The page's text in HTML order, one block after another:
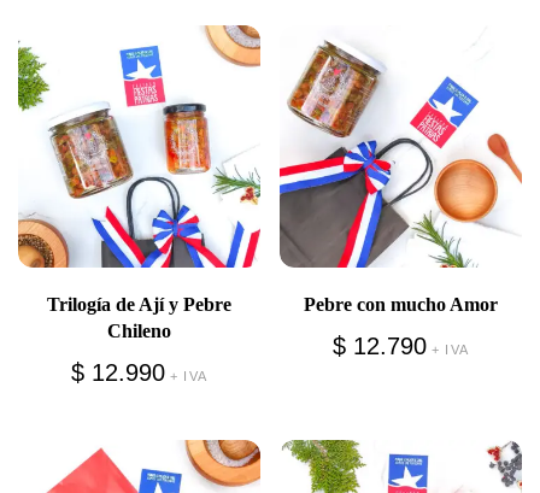
Trilogía de Ají y Pebre
Chileno
$12.990 + IVA
Pebre con mucho Amor
$12.790 + IVA